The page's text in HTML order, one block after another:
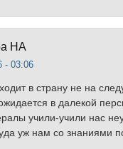
НА
- 03:06
в страну не на
в далекой
учили-учили нас
уж нам со знаниями